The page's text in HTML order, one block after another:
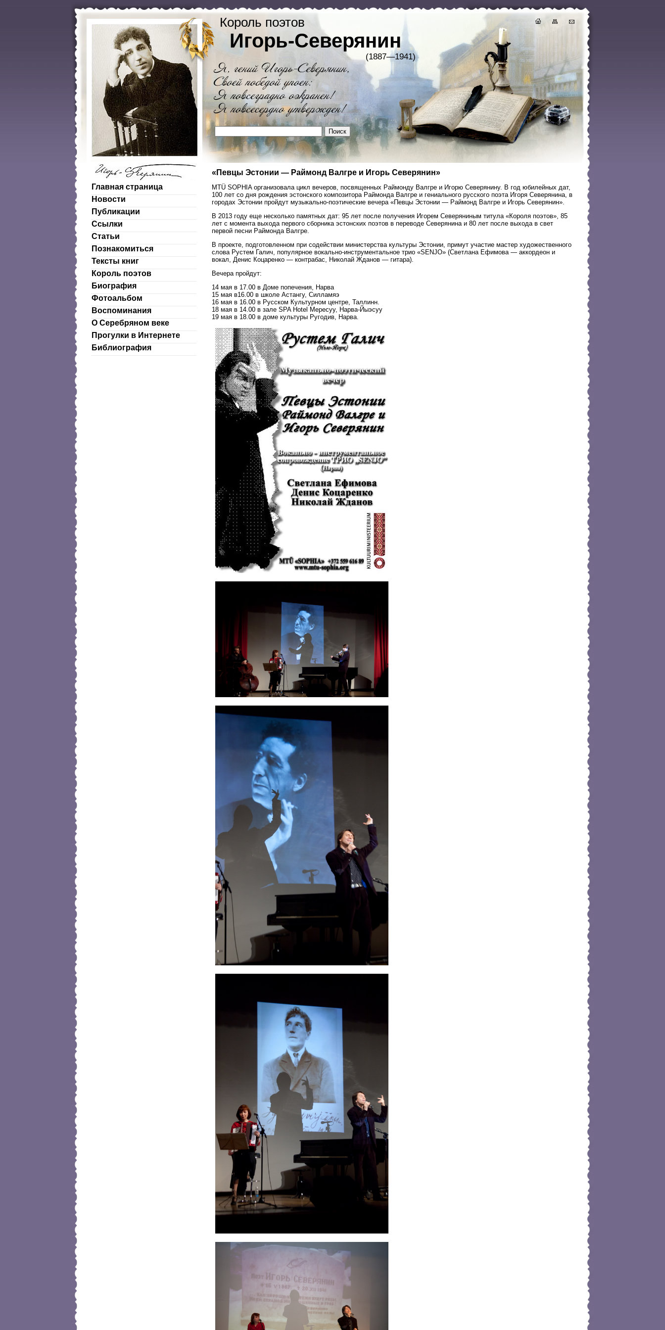
Король поэтов
Игорь-Северянин
(1887—1941)
Главная страница
Новости
Публикации
Ссылки
Статьи
Познакомиться
Тексты книг
Король поэтов
Биография
Фотоальбом
Воспоминания
О Серебряном веке
Прогулки в Интернете
Библиография
«Певцы Эстонии — Раймонд Валгре и Игорь Северянин»
MTÜ SOPHIA организовала цикл вечеров, посвященных Раймонду Валгре и Игорю Северянину. В год юбилейных дат,
100 лет со дня рождения эстонского композитора Раймонда Валгре и гениального русского поэта Игоря Северянина, в
городах Эстонии пройдут музыкально-поэтические вечера «Певцы Эстонии — Раймонд Валгре и Игорь Северянин».
В 2013 году еще несколько памятных дат: 95 лет после получения Игорем Северяниным титула «Короля поэтов», 85
лет с момента выхода первого сборника эстонских поэтов в переводе Северянина и 80 лет после выхода в свет
первой песни Раймонда Валгре.
В проекте, подготовленном при содействии министерства культуры Эстонии, примут участие мастер художественного
слова Рустем Галич, популярное вокально-инструментальное трио «SENJO» (Светлана Ефимова — аккордеон и
вокал, Денис Коцаренко — контрабас, Николай Жданов — гитара).
Вечера пройдут:
14 мая в 17.00 в Доме попечения, Нарва
15 мая в16.00 в школе Астангу, Силламяэ
16 мая в 16.00 в Русском Культурном центре, Таллинн.
18 мая в 14.00 в зале SPA Hotel Мересуу, Нарва-Йыэсуу
19 мая в 18.00 в доме культуры Ругодив, Нарва.